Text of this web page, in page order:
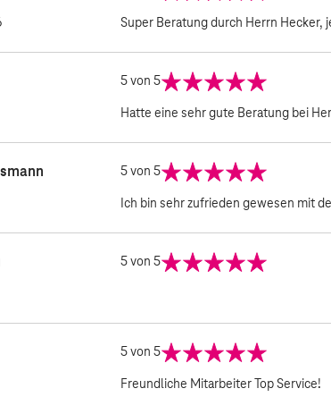
Super Beratung durch Herrn Hecker,
5von 5
Hatte eine sehr gute Beratung bei
5von 5
Ich bin sehr zufrieden gewesen mit
5von 5
5von 5
Freundliche Mitarbeiter Top Service!